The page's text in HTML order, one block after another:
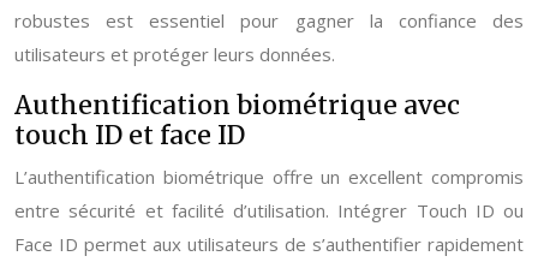
robustes est essentiel pour gagner la confiance des
utilisateurs et protéger leurs données.
Authentification biométrique avec
touch ID et face ID
L’authentification biométrique offre un excellent compromis
entre sécurité et facilité d’utilisation. Intégrer Touch ID ou
Face ID permet aux utilisateurs de s’authentifier rapidement